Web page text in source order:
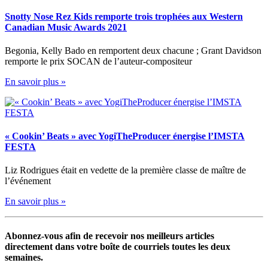
Snotty Nose Rez Kids remporte trois trophées aux Western
Canadian Music Awards 2021
Begonia, Kelly Bado en remportent deux chacune ; Grant Davidson
remporte le prix SOCAN de l’auteur-compositeur
En savoir plus »
« Cookin’ Beats » avec YogiTheProducer énergise l’IMSTA
FESTA
Liz Rodrigues était en vedette de la première classe de maître de
l’événement
En savoir plus »
Abonnez-vous afin de recevoir nos meilleurs articles
directement dans votre boîte de courriels toutes les deux
semaines.